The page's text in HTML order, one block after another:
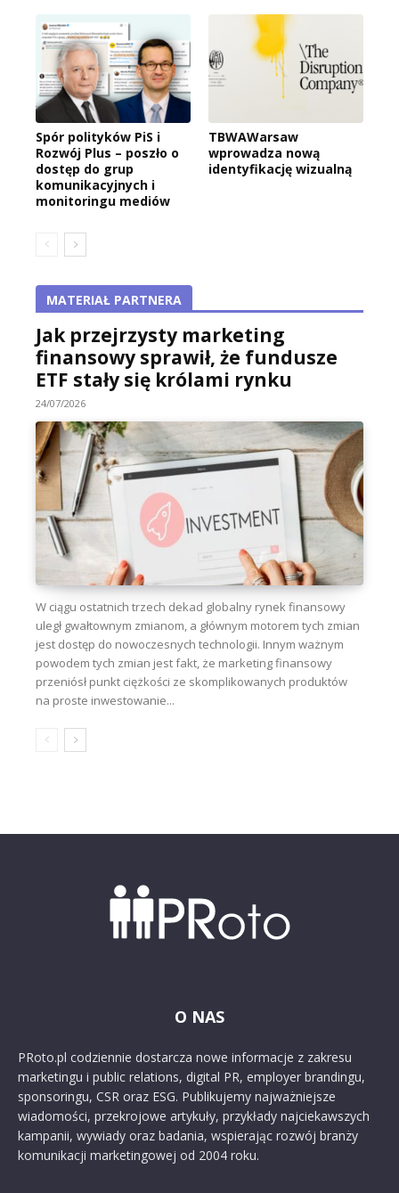
Spór polityków PiS i
Rozwój Plus – poszło o
dostęp do grup
komunikacyjnych i
monitoringu mediów
TBWAWarsaw
wprowadza nową
identyfikację wizualną
MATERIAŁ PARTNERA
Jak przejrzysty marketing
finansowy sprawił, że fundusze
ETF stały się królami rynku
24/07/2026
W ciągu ostatnich trzech dekad globalny rynek finansowy
uległ gwałtownym zmianom, a głównym motorem tych zmian
jest dostęp do nowoczesnych technologii. Innym ważnym
powodem tych zmian jest fakt, że marketing finansowy
przeniósł punkt ciężkości ze skomplikowanych produktów
na proste inwestowanie...
O NAS
PRoto.pl codziennie dostarcza nowe informacje z zakresu
marketingu i public relations, digital PR, employer brandingu,
sponsoringu, CSR oraz ESG. Publikujemy najważniejsze
wiadomości, przekrojowe artykuły, przykłady najciekawszych
kampanii, wywiady oraz badania, wspierając rozwój branży
komunikacji marketingowej od 2004 roku.